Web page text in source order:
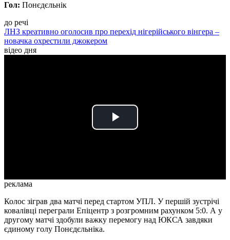
Гол: Понєдєльнік
до речі
ЛНЗ креативно оголосив про перехід нігерійського вінгера –
новачка охрестили джокером
відео дня
Play
реклама
Колос зіграв два матчі перед стартом УПЛ. У першій зустрічі
ковалівці переграли Епіцентр з розгромним рахунком 5:0. А у
другому матчі здобули важку перемогу над ЮКСА завдяки
єдиному голу Понєдєльніка.